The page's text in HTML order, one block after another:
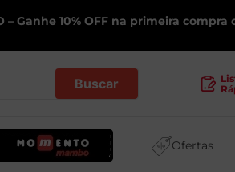
– Ganhe 10% OFF na primeira
Ofertas